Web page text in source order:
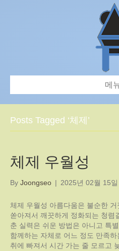
메
Posts Tagged ‘체제’
체제 우월성
By Joongseo | 2025년 02월 15일
체제 우월성 아름다움은 불순한
쏟아져서 깨끗하게 정화되는 청렴
춘 실력은 쉬운 방법은 아니고 특
함께하는 자체로 어느 정도 만족
취에 빠져서 시간 가는 줄 모르고